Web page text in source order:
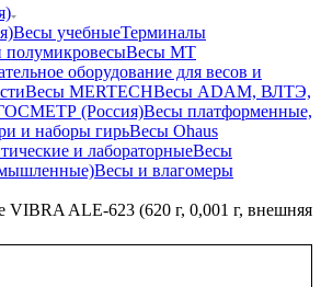
Весы учебныеТерминалы
Весы MT
оборудование для весов и
Весы MERTECHВесы ADAM, ВЛТЭ,
(Россия)Весы платформенные,
и наборы гирьВесы Ohaus
и лабораторныеВесы
Весы и влагомеры
VIBRA ALE-623 (620 г, 0,001 г, внешняя